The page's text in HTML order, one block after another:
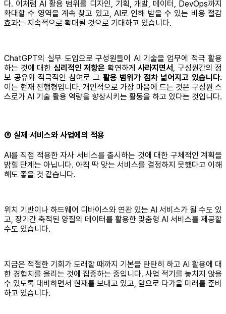
다. 이처럼 AI 활용 범위를 디자인, 기획, 개발, 데이터, DevOps까지
확대할 수 영역을 계속 찾고 있고, AI로 인해 받을 수 있는 비용 절감
효과는 지속적으로 확대될 것으로 기대하고 있습니다.
ChatGPT의 실무 도입으로 구성원들이 AI 기술을 업무에 적극 활용
하는 것에 대한 심리적인 저항은 확연하게 사라지면서 , 구성원간의 정
보 공유와 적극적인 참여로 그 활용 범위가 점차 넓어지고 있습니다.
이는 현재 진행형입니다. 개인적으로 가장 마음에 드는 것은 구성원 스
스로가 AI 기술 활용 역량을 향상시키는 활동을 하고 있다는 것입니다.
⑤ 실제 서비스와 사업에의 적용
AI를 직접 적용한 자사 서비스를 출시하는 것에 대한 구체적인 계획을
밝힐 단계는 아닙니다. 아직 딱 맞는 서비스를 결정하지 못했다고 이해
해도 좋을 것 같습니다.
위치 기반이나 하드웨어 디바이스와 연관 있는 AI 서비스가 될 수도 있
고, 장기간 축적된 양질의 데이터를 활용한 맞춤형 AI 서비스를 제공할
수도 있습니다.
지금은 적절한 기회가 도래할 때까지 기본을 탄탄히 하고 AI 활용에 대
한 경험치를 올리는 것에 집중하는 중입니다. 사업 적기를 놓치지 않을
수 있도록 대비하면서 현재를 보내고 있고, 앞으로 다가올 미래를 준비
하고 있습니다.